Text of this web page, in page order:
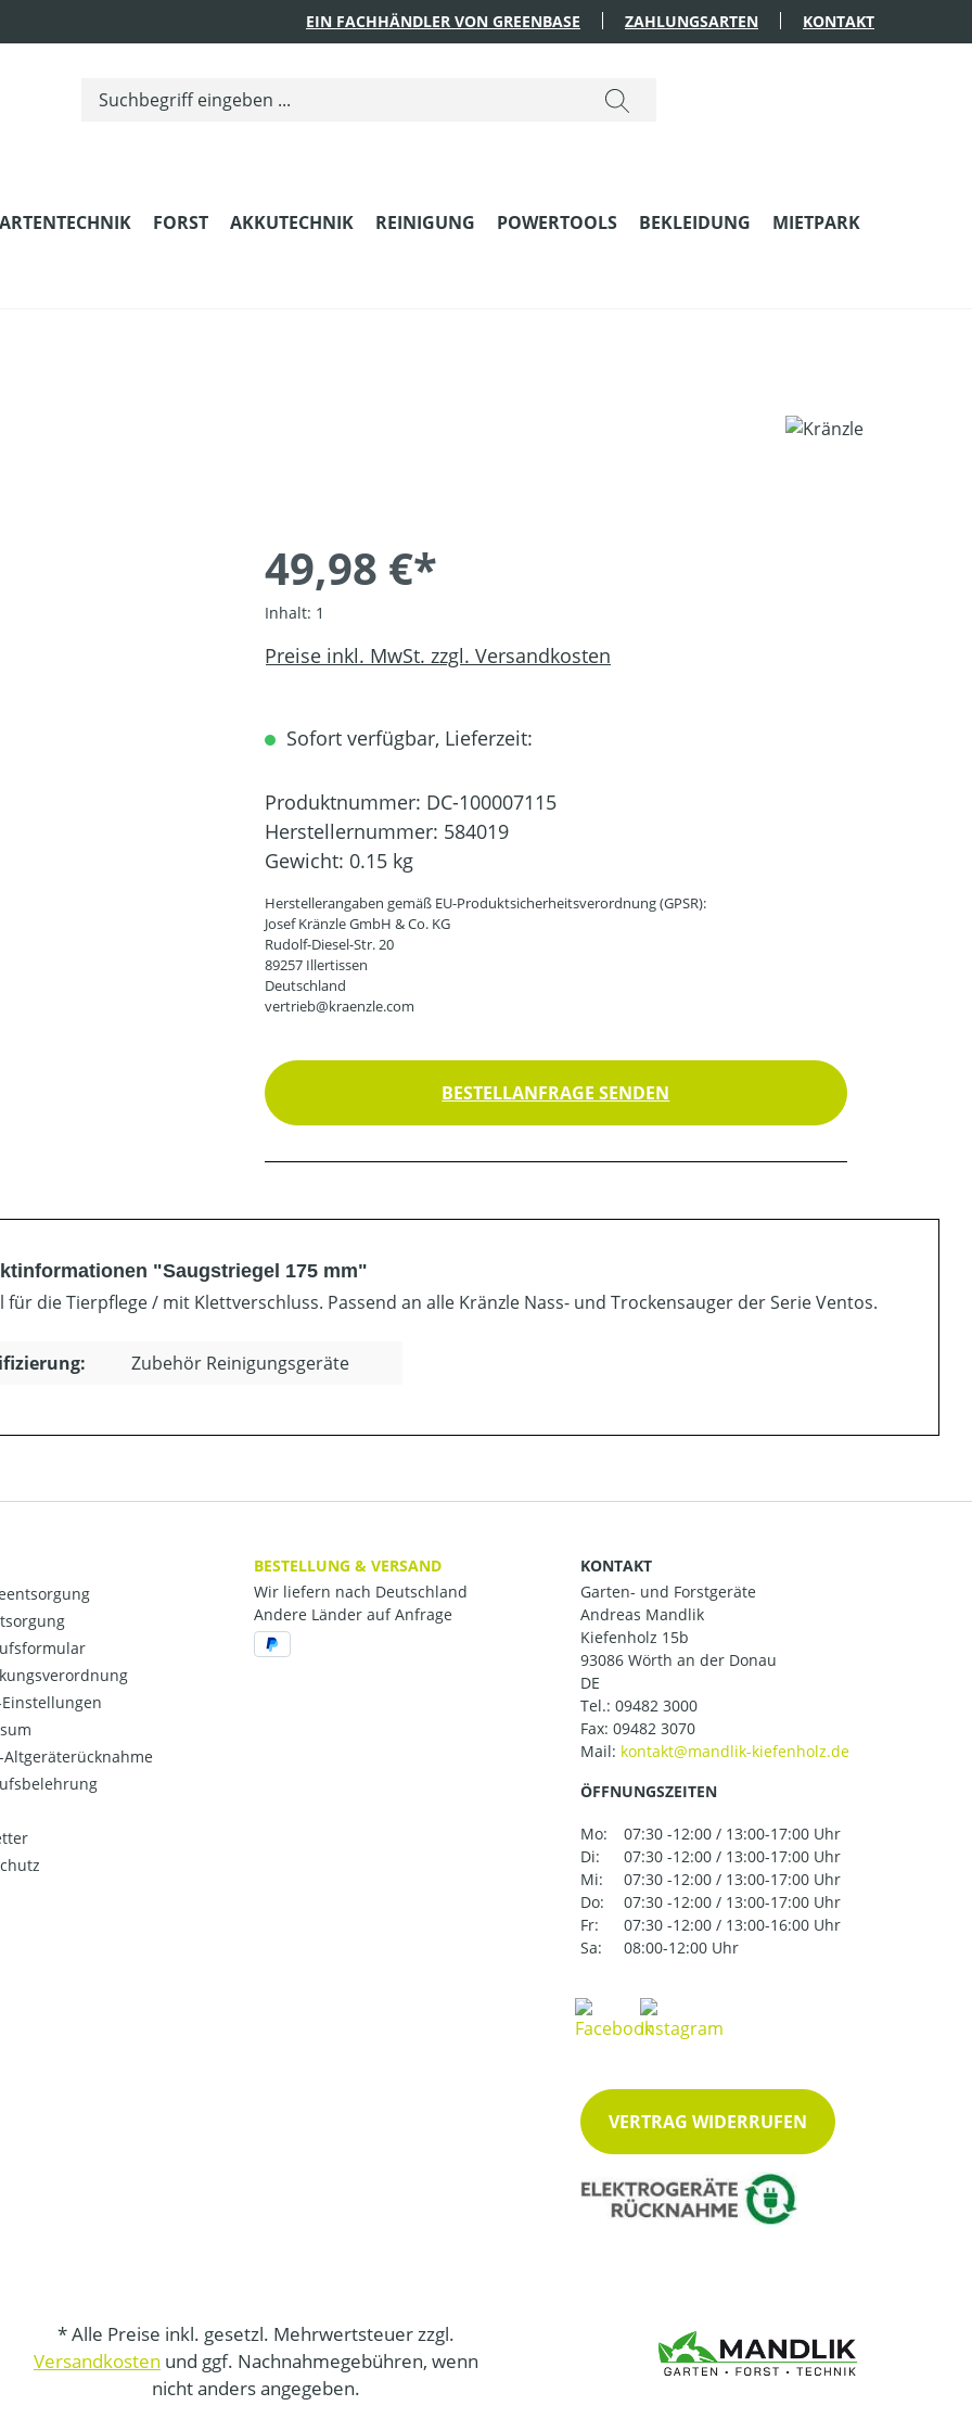
EIN FACHHÄNDLER VON GREENBASE ZAHLUNGSARTEN KONTAKT
FORST AKKUTECHNIK REINIGUNG POWERTOOLS BEKLEIDUNG MIETPARK
49,98 €*
Inhalt: 1
Preise inkl. MwSt. zzgl. Versandkosten
Sofort verfügbar, Lieferzeit:
Produktnummer: DC-100007115
Herstellernummer: 584019
Gewicht: 0.15 kg
Herstellerangaben gemäß EU-Produktsicherheitsverordnung (GPSR):
Josef Kränzle GmbH & Co. KG
Rudolf-Diesel-Str. 20
89257 Illertissen
Deutschland
vertrieb@kraenzle.com
BESTELLANFRAGE SENDEN
"Saugstriegel 175 mm"
für die Tierpflege / mit Klettverschluss. Passend an alle Kränzle Nass- und Trockensauger der Serie Ventos.
Zubehör Reinigungsgeräte
Einstellungen
Altgeräterücknahme
BESTELLUNG & VERSAND
Wir liefern nach Deutschland
Andere Länder auf Anfrage
KONTAKT
Garten- und Forstgeräte
Andreas Mandlik
Kiefenholz 15b
93086 Wörth an der Donau
DE
Tel.: 09482 3000
Fax: 09482 3070
Mail:
ÖFFNUNGSZEITEN
Mo:
07:30 -12:00 / 13:00-17:00 Uhr
Di:
07:30 -12:00 / 13:00-17:00 Uhr
Mi:
07:30 -12:00 / 13:00-17:00 Uhr
Do:
07:30 -12:00 / 13:00-17:00 Uhr
Fr:
07:30 -12:00 / 13:00-16:00 Uhr
Sa:
08:00-12:00 Uhr
VERTRAG WIDERRUFEN
* Alle Preise inkl. gesetzl. Mehrwertsteuer zzgl.
Versandkosten und ggf. Nachnahmegebühren, wenn
nicht anders angegeben.